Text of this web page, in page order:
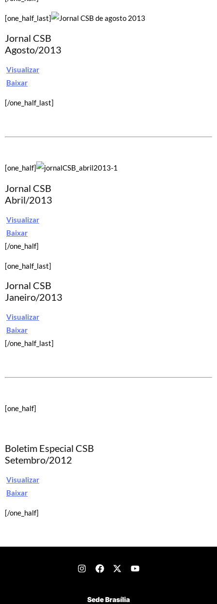
[one_half_last]
Jornal CSB
Agosto/2013
Visualizar
Baixar
[/one_half_last]
[one_half]
Jornal CSB
Abril/2013
Visualizar
Baixar
[/one_half]
[one_half_last]
Jornal CSB
Janeiro/2013
Visualizar
Baixar
[/one_half_last]
[one_half]
Boletim Especial CSB
Setembro/2012
Visualizar
Baixar
[/one_half]
Sede Brasília